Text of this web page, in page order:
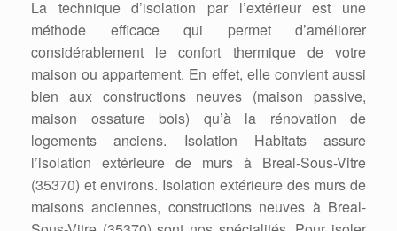
La technique d’isolation par l’extérieur est une
méthode efficace qui permet d’améliorer
considérablement le confort thermique de votre
maison ou appartement. En effet, elle convient aussi
bien aux constructions neuves (maison passive,
maison ossature bois) qu’à la rénovation de
logements anciens. Isolation Habitats assure
l’isolation extérieure de murs à Breal-Sous-Vitre
(35370) et environs. Isolation extérieure des murs de
maisons anciennes, constructions neuves à Breal-